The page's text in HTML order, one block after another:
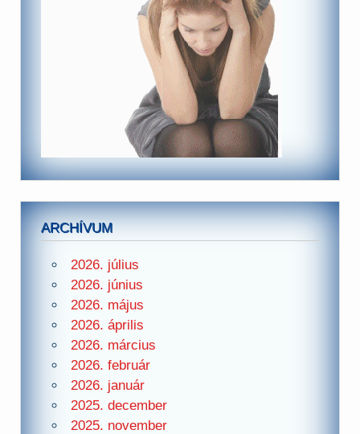
ARCHÍVUM
2026. július
2026. június
2026. május
2026. április
2026. március
2026. február
2026. január
2025. december
2025. november